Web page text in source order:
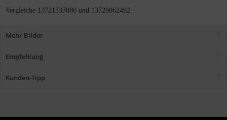
Vergleiche 13721337080 und 13729062492
Mehr Bilder
Empfehlung
Kunden-Tipp